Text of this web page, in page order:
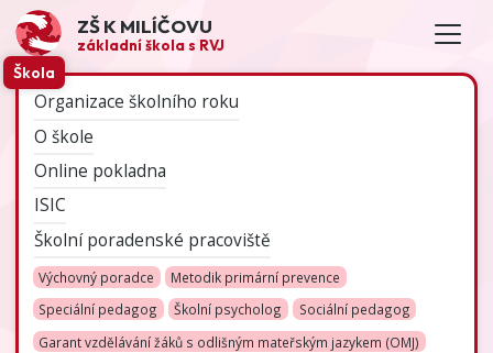
ZŠ K MILÍČOVU
základní škola s RVJ
Škola
Organizace školního roku
O škole
Online pokladna
ISIC
Školní poradenské pracoviště
Výchovný poradce
Metodik primární prevence
Speciální pedagog
Školní psycholog
Sociální pedagog
Garant vzdělávání žáků s odlišným mateřským jazykem (OMJ)